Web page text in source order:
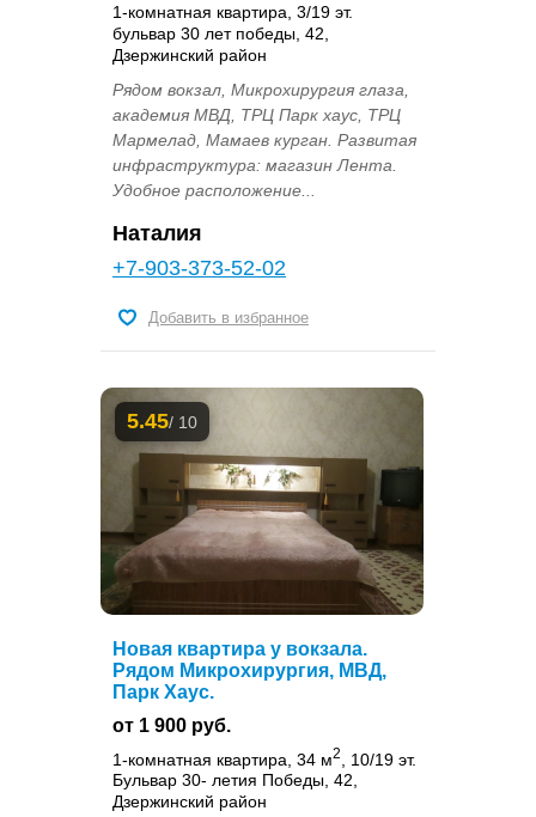
1-комнатная квартира, 3/19 эт.
бульвар 30 лет победы, 42,
Дзержинский район
Рядом вокзал, Микрохирургия глаза,
академия МВД, ТРЦ Парк хаус, ТРЦ
Мармелад, Мамаев курган. Развитая
инфраструктура: магазин Лента.
Удобное расположение...
Наталия
+7-903-373-52-02
Добавить в избранное
5.45/ 10
Новая квартира у вокзала.
Рядом Микрохирургия, МВД,
Парк Хаус.
от 1 900 руб.
1-комнатная квартира, 34 м2
, 10/19 эт.
Бульвар 30- летия Победы, 42,
Дзержинский район